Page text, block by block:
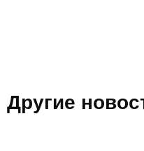
Другие